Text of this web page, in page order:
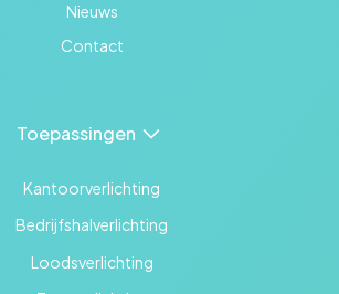
Nieuws
Contact
Toepassingen
Kantoorverlichting
Bedrijfshalverlichting
Loodsverlichting